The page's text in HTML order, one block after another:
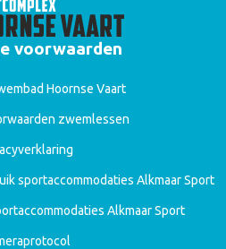
voorwaarden
Hoornse Vaart
zwemlessen
sportaccommodaties Alkmaar Sport
Alkmaar Sport